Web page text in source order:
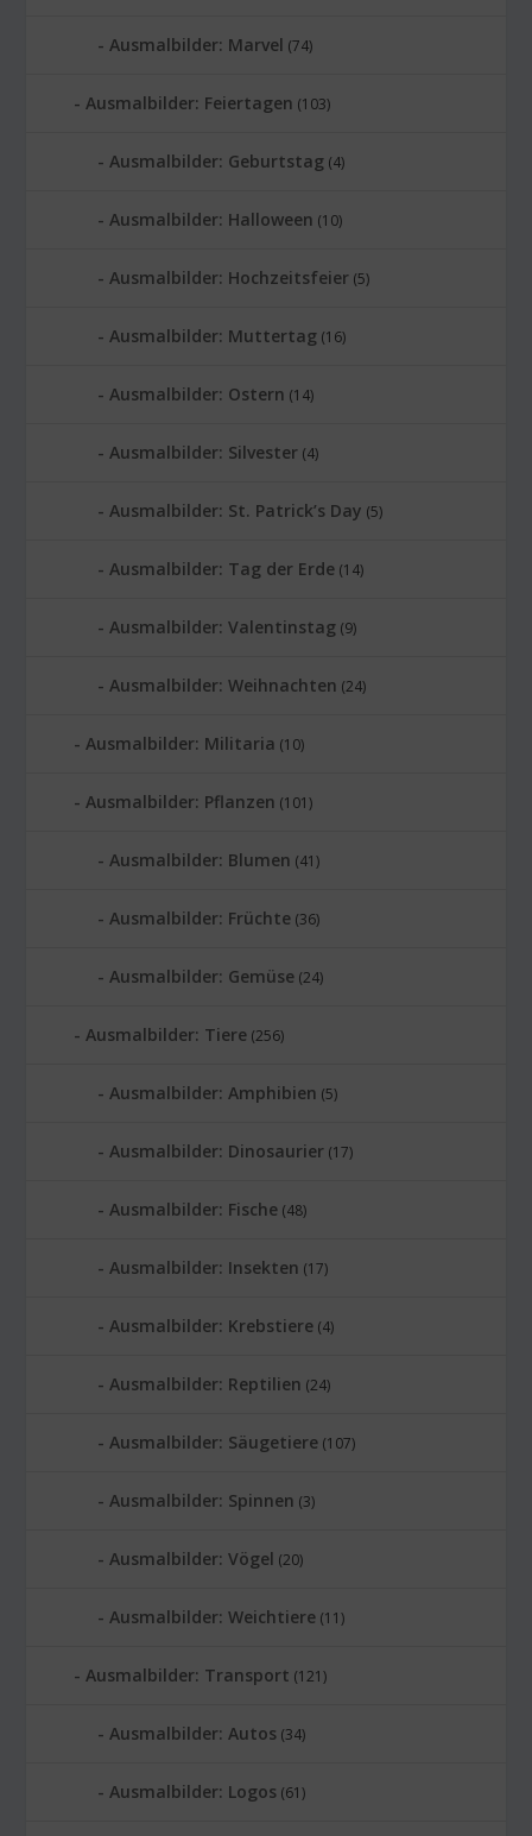
Ausmalbilder: Marvel (74)
Ausmalbilder: Feiertagen (103)
Ausmalbilder: Geburtstag (4)
Ausmalbilder: Halloween (10)
Ausmalbilder: Hochzeitsfeier (5)
Ausmalbilder: Muttertag (16)
Ausmalbilder: Ostern (14)
Ausmalbilder: Silvester (4)
Ausmalbilder: St. Patrick’s Day (5)
Ausmalbilder: Tag der Erde (14)
Ausmalbilder: Valentinstag (9)
Ausmalbilder: Weihnachten (24)
Ausmalbilder: Militaria (10)
Ausmalbilder: Pflanzen (101)
Ausmalbilder: Blumen (41)
Ausmalbilder: Früchte (36)
Ausmalbilder: Gemüse (24)
Ausmalbilder: Tiere (256)
Ausmalbilder: Amphibien (5)
Ausmalbilder: Dinosaurier (17)
Ausmalbilder: Fische (48)
Ausmalbilder: Insekten (17)
Ausmalbilder: Krebstiere (4)
Ausmalbilder: Reptilien (24)
Ausmalbilder: Säugetiere (107)
Ausmalbilder: Spinnen (3)
Ausmalbilder: Vögel (20)
Ausmalbilder: Weichtiere (11)
Ausmalbilder: Transport (121)
Ausmalbilder: Autos (34)
Ausmalbilder: Logos (61)